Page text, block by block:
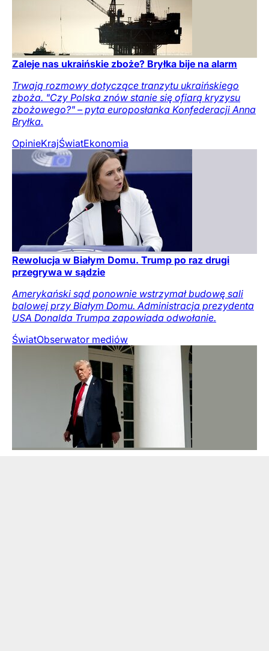
Zaleje nas ukraińskie zboże? Bryłka bije na alarm
Trwają rozmowy dotyczące tranzytu ukraińskiego
zboża. "Czy Polska znów stanie się ofiarą kryzysu
zbożowego?" – pyta europosłanka Konfederacji Anna
Bryłka.
OpinieKrajŚwiatEkonomia
Rewolucja w Białym Domu. Trump po raz drugi
przegrywa w sądzie
Amerykański sąd ponownie wstrzymał budowę sali
balowej przy Białym Domu. Administracja prezydenta
USA Donalda Trumpa zapowiada odwołanie.
ŚwiatObserwator mediów